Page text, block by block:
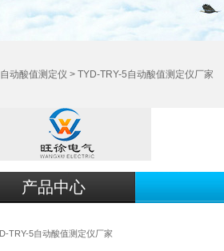
自动酸值测定仪 > TYD-TRY-5自动酸值测定仪厂家
产品中心